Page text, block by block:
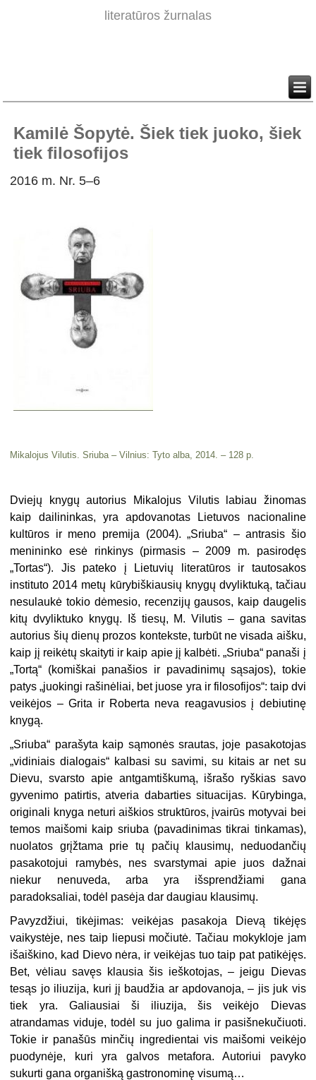
literatūros žurnalas
Kamilė Šopytė. Šiek tiek juoko, šiek
tiek filosofijos
2016 m. Nr. 5–6
Mikalojus Vilutis. Sriuba – Vilnius: Tyto alba, 2014. – 128 p.
Dviejų knygų autorius Mikalojus Vilutis labiau žinomas
kaip dailininkas, yra apdovanotas Lietuvos nacionaline
kultūros ir meno premija (2004). „Sriuba“ – antrasis šio
menininko esė rinkinys (pirmasis – 2009 m. pasirodęs
„Tortas“). Jis pateko į Lietuvių literatūros ir tautosakos
instituto 2014 metų kūrybiškiausių knygų dvyliktuką, tačiau
nesulaukė tokio dėmesio, recenzijų gausos, kaip daugelis
kitų dvyliktuko knygų. Iš tiesų, M. Vilutis – gana savitas
autorius šių dienų prozos kontekste, turbūt ne visada aišku,
kaip jį reikėtų skaityti ir kaip apie jį kalbėti. „Sriuba“ panaši į
„Tortą“ (komiškai panašios ir pavadinimų sąsajos), tokie
patys „juokingi rašinėliai, bet juose yra ir filosofijos“: taip dvi
veikėjos – Grita ir Roberta neva reagavusios į debiutinę
knygą.
„Sriuba“ parašyta kaip sąmonės srautas, joje pasakotojas
„vidiniais dialogais“ kalbasi su savimi, su kitais ar net su
Dievu, svarsto apie antgamtiškumą, išrašo ryškias savo
gyvenimo patirtis, atveria dabarties situacijas. Kūrybinga,
originali knyga neturi aiškios struktūros, įvairūs motyvai bei
temos maišomi kaip sriuba (pavadinimas tikrai tinkamas),
nuolatos grįžtama prie tų pačių klausimų, neduodančių
pasakotojui ramybės, nes svarstymai apie juos dažnai
niekur nenuveda, arba yra išsprendžiami gana
paradoksaliai, todėl pasėja dar daugiau klausimų.
Pavyzdžiui, tikėjimas: veikėjas pasakoja Dievą tikėjęs
vaikystėje, nes taip liepusi močiutė. Tačiau mokykloje jam
išaiškino, kad Dievo nėra, ir veikėjas tuo taip pat patikėjęs.
Bet, vėliau savęs klausia šis ieškotojas, – jeigu Dievas
tesąs jo iliuzija, kuri jį baudžia ar apdovanoja, – jis juk vis
tiek yra. Galiausiai ši iliuzija, šis veikėjo Dievas
atrandamas viduje, todėl su juo galima ir pasišnekučiuoti.
Tokie ir panašūs minčių ingredientai vis maišomi veikėjo
puodynėje, kuri yra galvos metafora. Autoriui pavyko
sukurti gana organišką gastronominę visumą…